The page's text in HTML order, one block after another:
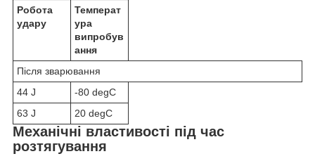
Робота
удару
Температ
ура
випробув
ання
Після зварювання
44 J
-80 degC
63 J
20 degC
Механічні властивості під час
розтягування